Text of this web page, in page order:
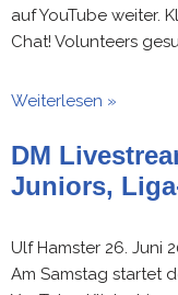
auf YouTube weiter.
Chat! Volunteers
Weiterlesen »
DM
Juniors,
Ulf Hamster 26. Juni
Am Samstag startet